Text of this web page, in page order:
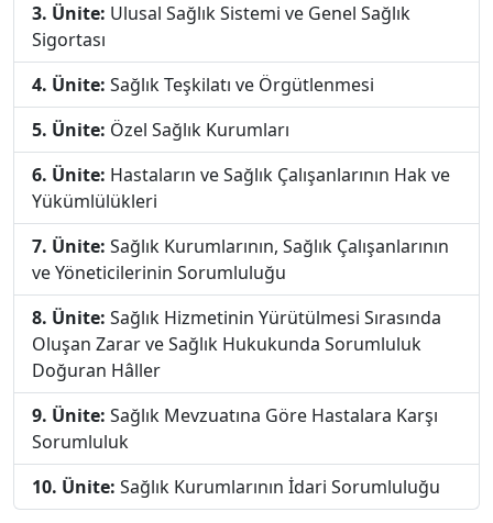
3. Ünite: Ulusal Sağlık Sistemi ve Genel Sağlık
Sigortası
4. Ünite: Sağlık Teşkilatı ve Örgütlenmesi
5. Ünite: Özel Sağlık Kurumları
6. Ünite: Hastaların ve Sağlık Çalışanlarının Hak ve
Yükümlülükleri
7. Ünite: Sağlık Kurumlarının, Sağlık Çalışanlarının
ve Yöneticilerinin Sorumluluğu
8. Ünite: Sağlık Hizmetinin Yürütülmesi Sırasında
Oluşan Zarar ve Sağlık Hukukunda Sorumluluk
Doğuran Hâller
9. Ünite: Sağlık Mevzuatına Göre Hastalara Karşı
Sorumluluk
10. Ünite: Sağlık Kurumlarının İdari Sorumluluğu